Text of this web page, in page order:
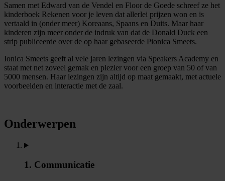
Samen met Edward van de Vendel en Floor de Goede schreef ze het
kinderboek Rekenen voor je leven dat allerlei prijzen won en is
vertaald in (onder meer) Koreaans, Spaans en Duits. Maar haar
kinderen zijn meer onder de indruk van dat de Donald Duck een
strip publiceerde over de op haar gebaseerde Pionica Smeets.
Ionica Smeets geeft al vele jaren lezingen via Speakers Academy en
staat met net zoveel gemak en plezier voor een groep van 50 of van
5000 mensen. Haar lezingen zijn altijd op maat gemaakt, met actuele
voorbeelden en interactie met de zaal.
Onderwerpen
1. Communicatie